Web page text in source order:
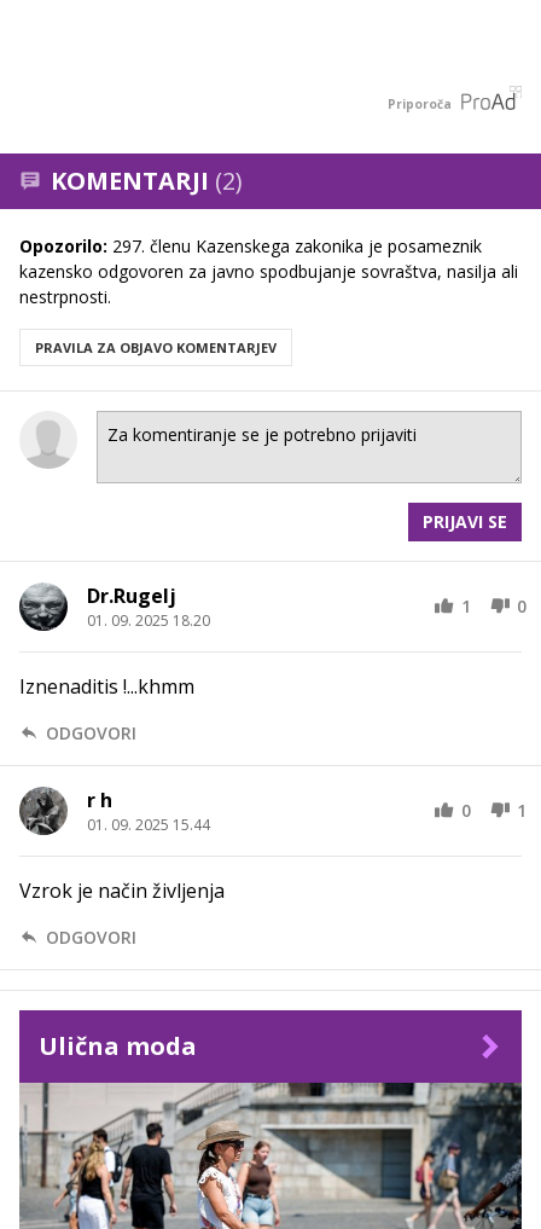
Priporoča
KOMENTARJI (2)
Opozorilo: 297. členu Kazenskega zakonika je posameznik
kazensko odgovoren za javno spodbujanje sovraštva, nasilja ali
nestrpnosti.
PRAVILA ZA OBJAVO KOMENTARJEV
PRIJAVI SE
Dr.Rugelj
01. 09. 2025 18.20
1 0
Iznenaditis !...khmm
ODGOVORI
r h
01. 09. 2025 15.44
0 1
Vzrok je način življenja
ODGOVORI
Ulična moda